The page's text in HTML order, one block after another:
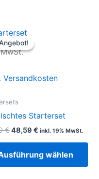
Versandkosten
Starterset
€
Ursprünglicher
Preis
war:
53,99 €
48,59 € inkl. 19% MwSt.
wählen
auf